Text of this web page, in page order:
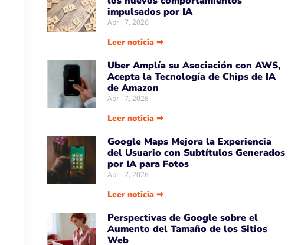
Noticias Recientes
los nuevos comportamientos
impulsados por IA
April 7, 2026
Acepta la Tecnología de Chips de IA
de Amazon
April 7, 2026
del Usuario con Subtítulos Generados
por IA para Fotos
April 7, 2026